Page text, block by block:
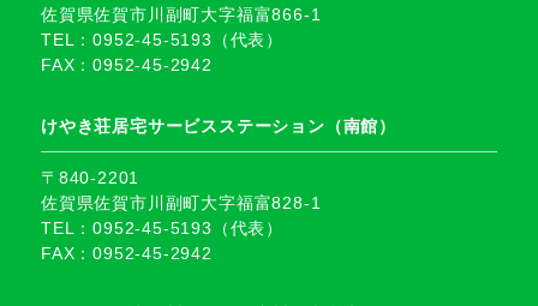
佐賀県佐賀市川副町大字福富866-1
TEL：0952-45-5193（代表）
FAX：0952-45-2942
けやき荘居宅サービスステーション（南館）
〒840-2201
佐賀県佐賀市川副町大字福富828-1
TEL：0952-45-5193（代表）
FAX：0952-45-2942